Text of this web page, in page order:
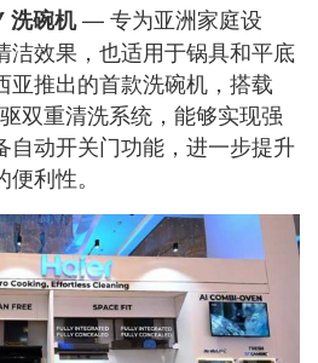
洗碗机— 专为亚洲家庭设
洁效果，也适用于锅具和平底
亚推出的首款洗碗机，搭载
双重清洗系统，能够实现强
自动开关门功能，进一步提升
利性。